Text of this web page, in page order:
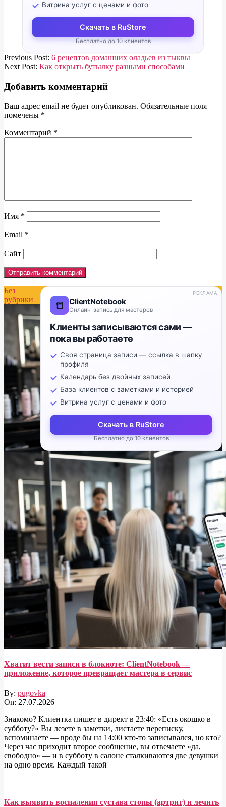
Витрина услуг с ценами и фото
Скачать в RuStore
Бесплатно до 10 клиентов
2020-
02-
Previous Post: 6 рецептов домашних оладьев из тыквы
Next Post: Как открыть бутылку разными способами
Добавить комментарий
Ваш адрес email не будет опубликован. Обязательные поля
помечены *
Комментарий *
Имя *
Email *
Сайт
📒 ClientNotebook
Онлайн-запись для мастеров
Клиенты записываются сами —
пока вы работаете
Своя страница записи — ссылка в шапку
профиля
Календарь без двойных записей
База клиентов с заметками и историей
Витрина услуг с ценами и фото
Скачать в RuStore
Бесплатно до 10 клиентов
РЕКЛАМА
Без
рубрики
Хватит вести записи в блокноте: ClientNotebook —
приложение, которое превращает мастера в сервис
By: pugovka
On: 27.07.2026
Знакомо? Клиентка пишет в директ в 23:40: «Есть окошко в
субботу?» Вы лезете в заметки, листаете переписку,
вспоминаете — вроде бы на 14:00 кто-то записывался, но кто?
Через час приходит второе сообщение, вы отвечаете «да,
свободно» — и в субботу в салоне сталкиваются две девушки
на одно время. Каждый такой
Как выявить воспаления сустава стопы (артрит) и лечить